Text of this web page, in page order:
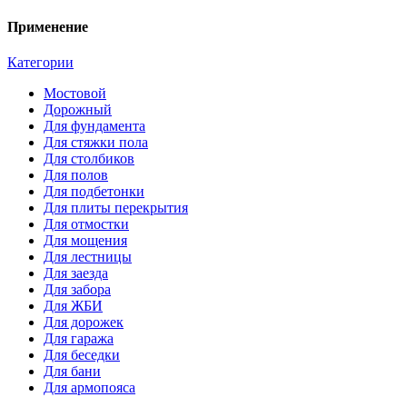
Применение
Категории
Мостовой
Дорожный
Для фундамента
Для стяжки пола
Для столбиков
Для полов
Для подбетонки
Для плиты перекрытия
Для отмостки
Для мощения
Для лестницы
Для заезда
Для забора
Для ЖБИ
Для дорожек
Для гаража
Для беседки
Для бани
Для армопояса